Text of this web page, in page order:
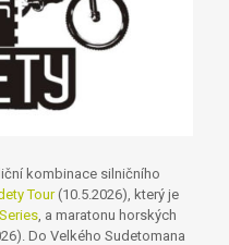
kombinace silničního
Tour(10.5.2026), který je
, a maratonu horských
Do Velkého Sudetomana